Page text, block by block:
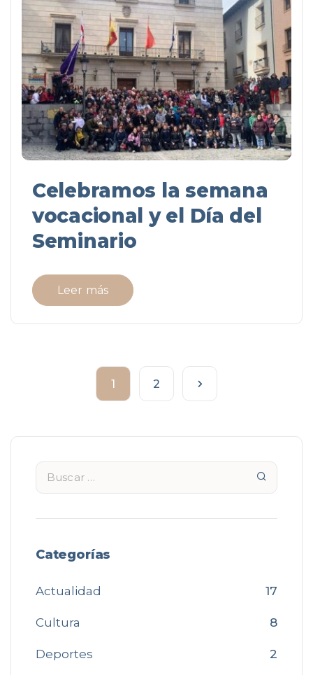
Celebramos la semana
vocacional y el Día del
Seminario
Leer más
1 2
Categorías
Actualidad 17
Cultura 8
Deportes 2